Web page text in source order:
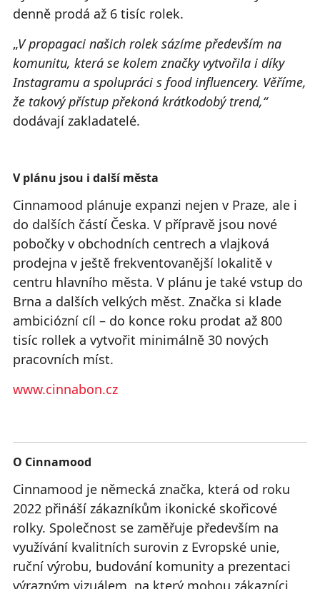
denně prodá až 6 tisíc rolek.
„V propagaci našich rolek sázíme především na
komunitu, která se kolem značky vytvořila i díky
Instagramu a spolupráci s food influencery. Věříme,
že takový přístup překoná krátkodobý trend,“
dodávají zakladatelé.
V plánu jsou i další města
Cinnamood plánuje expanzi nejen v Praze, ale i
do dalších částí Česka. V přípravě jsou nové
pobočky v obchodních centrech a vlajková
prodejna v ještě frekventovanější lokalitě v
centru hlavního města. V plánu je také vstup do
Brna a dalších velkých měst. Značka si klade
ambiciózní cíl – do konce roku prodat až 800
tisíc rollek a vytvořit minimálně 30 nových
pracovních míst.
www.cinnabon.cz
O Cinnamood
Cinnamood je německá značka, která od roku
2022 přináší zákazníkům ikonické skořicové
rolky. Společnost se zaměřuje především na
využívání kvalitních surovin z Evropské unie,
ruční výrobu, budování komunity a prezentaci